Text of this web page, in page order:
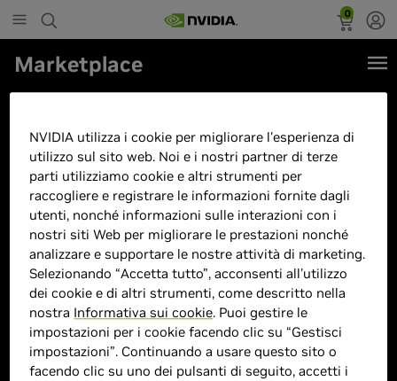
0
Marketplace
15,6"Full-HD, IPS, i5-1235U,
16GB RAM, 512GB SSD, Geforce
RTX 2050, Windows 11
NVIDIA utilizza i cookie per migliorare l'esperienza di
utilizzo sul sito web. Noi e i nostri partner di terze
parti utilizziamo cookie e altri strumenti per
raccogliere e registrare le informazioni fornite dagli
utenti, nonché informazioni sulle interazioni con i
nostri siti Web per migliorare le prestazioni nonché
analizzare e supportare le nostre attività di marketing.
Selezionando “Accetta tutto”, acconsenti all'utilizzo
dei cookie e di altri strumenti, come descritto nella
nostra Informativa sui cookie. Puoi gestire le
impostazioni per i cookie facendo clic su “Gestisci
impostazioni”. Continuando a usare questo sito o
facendo clic su uno dei pulsanti di seguito, accetti i